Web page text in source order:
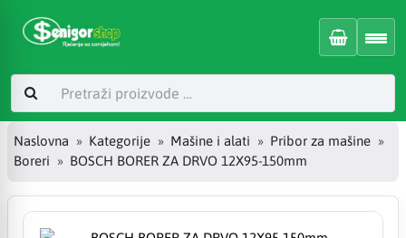
Naslovna Kategorije Mašine i alati
Pribor za mašine
Boreri
BOSCH BORER ZA DRVO 12X95-150mm